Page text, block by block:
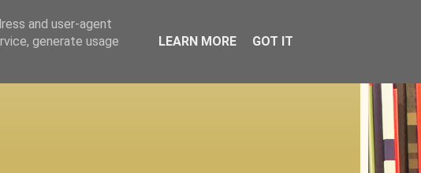
and user-agent
generate usage
LEARN MORE GOT IT